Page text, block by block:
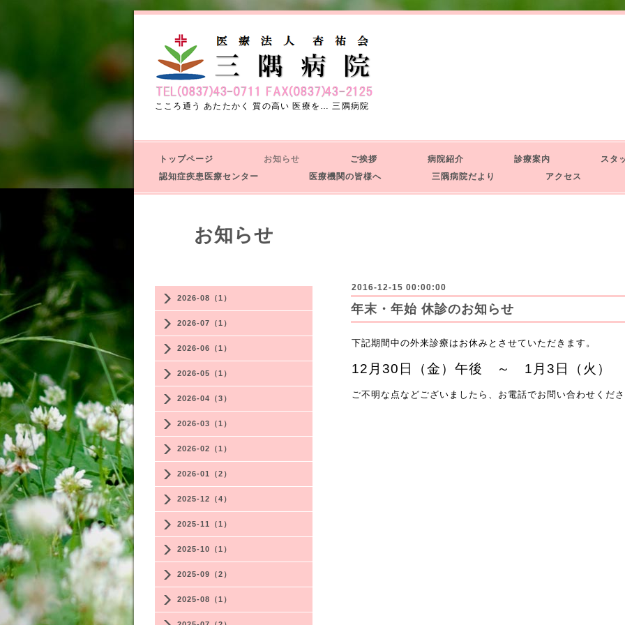
こころ通う あたたかく 質の高い 医療を… 三隅病院
トップページ お知らせ ご挨拶 病院紹介 診療案内
スタ
認知症疾患医療センター
医療機関の皆様へ 三隅病院だより アクセス
2026-08（1）
2026-07（1）
2026-06（1）
2026-05（1）
2026-04（3）
2026-03（1）
2026-02（1）
2026-01（2）
2025-12（4）
2025-11（1）
2025-10（1）
2025-09（2）
2025-08（1）
お知らせ
2016-12-15 00:00:00
年末・年始 休診のお知らせ
下記期間中の外来診療はお休みとさせていただきます。
12月30日（金）午後 ～ 1月3日（火）
ご不明な点などございましたら、お電話でお問い合わせくだ